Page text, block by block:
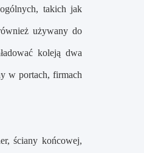
takich jak
używany do
koleją dwa
w portach, firmach
ściany końcowej,